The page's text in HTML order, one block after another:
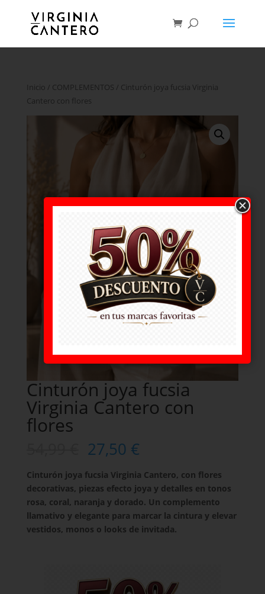
Inicio / COMPLEMENTOS / Cinturón joya fucsia Virginia
Cantero con flores
Cinturón joya fucsia
Virginia Cantero con
flores
27,50 €
Cinturón joya fucsia Virginia Cantero, con flores
decorativas, piezas efecto joya y detalles en tonos
rosa, coral, naranja y dorado. Un complemento
llamativo y elegante para marcar la cintura y elevar
vestidos, monos o looks de invitada.